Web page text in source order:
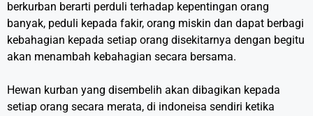
berkurban berarti perduli terhadap kepentingan orang
banyak, peduli kepada fakir, orang miskin dan dapat berbagi
kebahagian kepada setiap orang disekitarnya dengan begitu
akan menambah kebahagian secara bersama.
Hewan kurban yang disembelih akan dibagikan kepada
setiap orang secara merata, di indoneisa sendiri ketika